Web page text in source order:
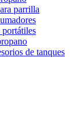
parrilla
portátiles
de tanques